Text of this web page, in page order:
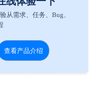
从需求、任务、Bug、
查看产品介绍